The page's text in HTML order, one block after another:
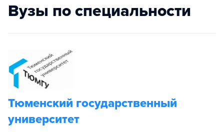
Вузы по специальности
Тюменский государственный
университет